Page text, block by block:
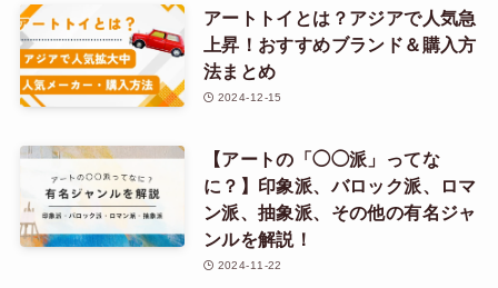
アートトイとは？アジアで人気急
上昇！おすすめブランド＆購入方
法まとめ
2024-12-15
【アートの「◯◯派」ってな
に？】印象派、バロック派、ロマ
ン派、抽象派、その他の有名ジャ
ンルを解説！
2024-11-22